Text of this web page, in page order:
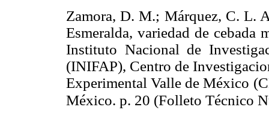
Zamora, D. M.; Márquez, C. L.
Esmeralda, variedad de cebada
Instituto Nacional de
(INIFAP), Centro de
Experimental Valle de México
México. p. 20 (Folleto Técnico